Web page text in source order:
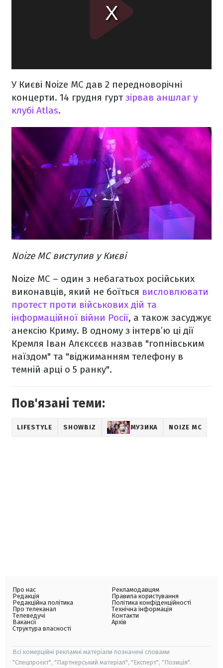
У Києві Noize MC дав 2 передноворічні
концерти. 14 грудня гуртзірвав аншлаг у
клубі Atlas.
Noize MC виступив у Києві
Noize MC – один з небагатьох російських
виконавців, який не боїться висловлювати
протест проти військових дій та
інформаційної війни Росії, а також засуджує
анексію Криму. В одному з інтерв’ю ці дії
Кремля Іван Алєксєєв назвав "гопнівським
наїздом" та "віджиманням телефону в
темній арці о 5 ранку".
Пов'язані теми:
LIFESTYLE SHOWBIZ МУЗИКА NOIZE MC
Про нас
Редакція
Редакційна політика
Про телеканал
Телеведучі
Вакансії
Структура власності
Рекламодавцям
Правила користування
Політика конфіденційності
Технічна інформація
Контакти
Архів
Всі комерційні рекламні матеріали позначені словами
"Спецпроєкт", "Партнерський матеріал", "Експерт", "Позиція".